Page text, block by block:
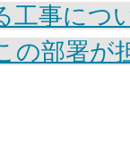
工事につ
の部署が